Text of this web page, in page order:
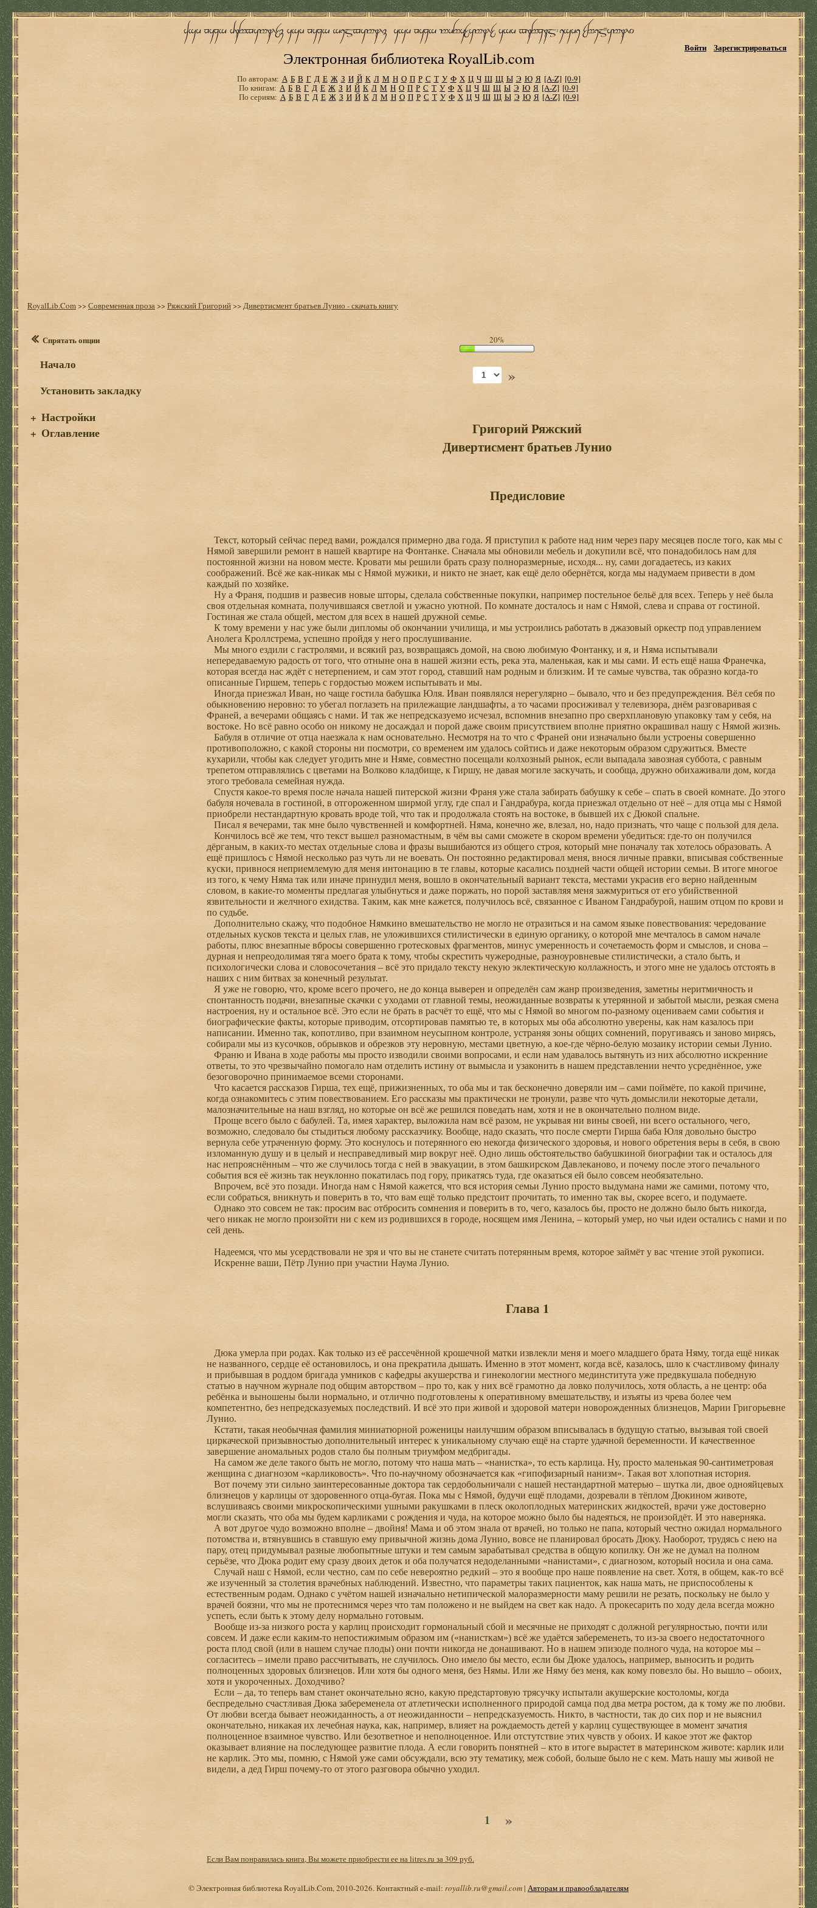
Электронная библиотека RoyalLib.com
Войти Зарегистрироваться
По авторам: А Б В Г Д Е Ж З И Й К Л М Н О П Р С Т У Ф Х Ц Ч Ш Щ Ы Э Ю Я [A-Z] [0-9]
По книгам: А Б В Г Д Е Ж З И Й К Л М Н О П Р С Т У Ф Х Ц Ч Ш Щ Ы Э Ю Я [A-Z] [0-9]
По сериям: А Б В Г Д Е Ж З И Й К Л М Н О П Р С Т У Ф Х Ц Ч Ш Щ Ы Э Ю Я [A-Z] [0-9]
RoyalLib.Com>>Современная проза>> Ряжский Григорий>>Дивертисмент братьев Лунио - скачать книгу
Спрятать опции
Начало
Установить закладку
+ Настройки
+ Оглавление
20%
»
Григорий Ряжский
Дивертисмент братьев Лунио
Предисловие
Текст, который сейчас перед вами, рождался примерно два года. Я приступил к работе над ним через пару месяцев после того, как мы с
Нямой завершили ремонт в нашей квартире на Фонтанке. Сначала мы обновили мебель и докупили всё, что понадобилось нам для
постоянной жизни на новом месте. Кровати мы решили брать сразу полноразмерные, исходя... ну, сами догадаетесь, из каких
соображений. Всё же как-никак мы с Нямой мужики, и никто не знает, как ещё дело обернётся, когда мы надумаем привести в дом
каждый по хозяйке.
Ну а Франя, подшив и развесив новые шторы, сделала собственные покупки, например постельное бельё для всех. Теперь у неё была
своя отдельная комната, получившаяся светлой и ужасно уютной. По комнате досталось и нам с Нямой, слева и справа от гостиной.
Гостиная же стала общей, местом для всех в нашей дружной семье.
К тому времени у нас уже были дипломы об окончании училища, и мы устроились работать в джазовый оркестр под управлением
Анолега Кроллстрема, успешно пройдя у него прослушивание.
Мы много ездили с гастролями, и всякий раз, возвращаясь домой, на свою любимую Фонтанку, и я, и Няма испытывали
непередаваемую радость от того, что отныне она в нашей жизни есть, река эта, маленькая, как и мы сами. И есть ещё наша Франечка,
которая всегда нас ждёт с нетерпением, и сам этот город, ставший нам родным и близким. И те самые чувства, так образно когда-то
описанные Гиршем, теперь с гордостью можем испытывать и мы.
Иногда приезжал Иван, но чаще гостила бабушка Юля. Иван появлялся нерегулярно – бывало, что и без предупреждения. Вёл себя по
обыкновению неровно: то убегал поглазеть на прилежащие ландшафты, а то часами просиживал у телевизора, днём разговаривая с
Франей, а вечерами общаясь с нами. И так же непредсказуемо исчезал, вспомнив внезапно про сверхплановую упаковку там у себя, на
востоке. Но всё равно особо он никому не досаждал и порой даже своим присутствием вполне приятно окрашивал нашу с Нямой жизнь.
Бабуля в отличие от отца наезжала к нам основательно. Несмотря на то что с Франей они изначально были устроены совершенно
противоположно, с какой стороны ни посмотри, со временем им удалось сойтись и даже некоторым образом сдружиться. Вместе
кухарили, чтобы как следует угодить мне и Няме, совместно посещали колхозный рынок, если выпадала завозная суббота, с равным
трепетом отправлялись с цветами на Волково кладбище, к Гиршу, не давая могиле заскучать, и сообща, дружно обихаживали дом, когда
этого требовала семейная нужда.
Спустя какое-то время после начала нашей питерской жизни Франя уже стала забирать бабушку к себе – спать в своей комнате. До этого
бабуля ночевала в гостиной, в отгороженном ширмой углу, где спал и Гандрабура, когда приезжал отдельно от неё – для отца мы с Нямой
приобрели нестандартную кровать вроде той, что так и продолжала стоять на востоке, в бывшей их с Дюкой спальне.
Писал я вечерами, так мне было чувственней и комфортней. Няма, конечно же, влезал, но, надо признать, что чаще с пользой для дела.
Кончилось всё же тем, что текст вышел разномастным, в чём вы сами сможете в скором времени убедиться: где-то он получился
дёрганым, в каких-то местах отдельные слова и фразы вышибаются из общего строя, который мне поначалу так хотелось образовать. А
ещё пришлось с Нямой несколько раз чуть ли не воевать. Он постоянно редактировал меня, внося личные правки, вписывая собственные
куски, привнося неприемлемую для меня интонацию в те главы, которые касались поздней части общей истории семьи. В итоге многое
из того, к чему Няма так или иначе принудил меня, вошло в окончательный вариант текста, местами украсив его верно найденным
словом, в какие-то моменты предлагая улыбнуться и даже поржать, но порой заставляя меня зажмуриться от его убийственной
язвительности и желчного ехидства. Таким, как мне кажется, получилось всё, связанное с Иваном Гандрабурой, нашим отцом по крови и
по судьбе.
Дополнительно скажу, что подобное Нямкино вмешательство не могло не отразиться и на самом языке повествования: чередование
отдельных кусков текста и целых глав, не уложившихся стилистически в единую органику, о которой мне мечталось в самом начале
работы, плюс внезапные вбросы совершенно гротесковых фрагментов, минус умеренность и сочетаемость форм и смыслов, и снова –
дурная и непреодолимая тяга моего брата к тому, чтобы скрестить чужеродные, разноуровневые стилистически, а стало быть, и
психологически слова и словосочетания – всё это придало тексту некую эклектическую коллажность, и этого мне не удалось отстоять в
наших с ним битвах за конечный результат.
Я уже не говорю, что, кроме всего прочего, не до конца выверен и определён сам жанр произведения, заметны неритмичность и
спонтанность подачи, внезапные скачки с уходами от главной темы, неожиданные возвраты к утерянной и забытой мысли, резкая смена
настроения, ну и остальное всё. Это если не брать в расчёт то ещё, что мы с Нямой во многом по-разному оцениваем сами события и
биографические факты, которые приводим, отсортировав памятью те, в которых мы оба абсолютно уверены, как нам казалось при
написании. Именно так, копотливо, при взаимном неусыпном контроле, устраняя зоны общих сомнений, поругиваясь и заново мирясь,
собирали мы из кусочков, обрывков и обрезков эту неровную, местами цветную, а кое-где чёрно-белую мозаику истории семьи Лунио.
Франю и Ивана в ходе работы мы просто изводили своими вопросами, и если нам удавалось вытянуть из них абсолютно искренние
ответы, то это чрезвычайно помогало нам отделить истину от вымысла и узаконить в нашем представлении нечто усреднённое, уже
безоговорочно принимаемое всеми сторонами.
Что касается рассказов Гирша, тех ещё, прижизненных, то оба мы и так бесконечно доверяли им – сами поймёте, по какой причине,
когда ознакомитесь с этим повествованием. Его рассказы мы практически не тронули, разве что чуть домыслили некоторые детали,
малозначительные на наш взгляд, но которые он всё же решился поведать нам, хотя и не в окончательно полном виде.
Проще всего было с бабулей. Та, имея характер, выложила нам всё разом, не укрывая ни вины своей, ни всего остального, чего,
возможно, следовало бы стыдиться любому рассказчику. Вообще, надо сказать, что после смерти Гирша баба Юля довольно быстро
вернула себе утраченную форму. Это коснулось и потерянного ею некогда физического здоровья, и нового обретения веры в себя, в свою
изломанную душу и в целый и несправедливый мир вокруг неё. Одно лишь обстоятельство бабушкиной биографии так и осталось для
нас непрояснённым – что же случилось тогда с ней в эвакуации, в этом башкирском Давлеканово, и почему после этого печального
события вся её жизнь так неуклонно покатилась под гору, прикатясь туда, где оказаться ей было совсем необязательно.
Впрочем, всё это позади. Иногда нам с Нямой кажется, что вся история семьи Лунио просто выдумана нами же самими, потому что,
если собраться, вникнуть и поверить в то, что вам ещё только предстоит прочитать, то именно так вы, скорее всего, и подумаете.
Однако это совсем не так: просим вас отбросить сомнения и поверить в то, чего, казалось бы, просто не должно было быть никогда,
чего никак не могло произойти ни с кем из родившихся в городе, носящем имя Ленина, – который умер, но чьи идеи остались с нами и по
сей день.
Надеемся, что мы усердствовали не зря и что вы не станете считать потерянным время, которое займёт у вас чтение этой рукописи.
Искренне ваши, Пётр Лунио при участии Наума Лунио.
Глава 1
Дюка умерла при родах. Как только из её рассечённой крошечной матки извлекли меня и моего младшего брата Няму, тогда ещё никак
не названного, сердце её остановилось, и она прекратила дышать. Именно в этот момент, когда всё, казалось, шло к счастливому финалу
и прибывшая в роддом бригада умников с кафедры акушерства и гинекологии местного мединститута уже предвкушала победную
статью в научном журнале под общим авторством – про то, как у них всё грамотно да ловко получилось, хотя область, а не центр: оба
ребёнка и выношены были нормально, и отлично подготовлены к оперативному вмешательству, и изъяты из чрева более чем
компетентно, без непредсказуемых последствий. И всё это при живой и здоровой матери новорожденных близнецов, Марии Григорьевне
Лунио.
Кстати, такая необычная фамилия миниатюрной роженицы наилучшим образом вписывалась в будущую статью, вызывая той своей
циркаческой призывностью дополнительный интерес к уникальному случаю ещё на старте удачной беременности. И качественное
завершение аномальных родов стало бы полным триумфом медбригады.
На самом же деле такого быть не могло, потому что наша мать – «нанистка», то есть карлица. Ну, просто маленькая 90-сантиметровая
женщина с диагнозом «карликовость». Что по-научному обозначается как «гипофизарный нанизм». Такая вот хлопотная история.
Вот почему эти сильно заинтересованные доктора так сердобольничали с нашей нестандартной матерью – шутка ли, двое однояйцевых
близнецов у карлицы от здоровенного отца-бугая. Пока мы с Нямой, будучи ещё плодами, дозревали в тёплом Дюкином животе,
вслушиваясь своими микроскопическими ушными ракушками в плеск околоплодных материнских жидкостей, врачи уже достоверно
могли сказать, что оба мы будем карликами с рождения и чуда, на которое можно было бы надеяться, не произойдёт. И это наверняка.
А вот другое чудо возможно вполне – двойня! Мама и об этом знала от врачей, но только не папа, который честно ожидал нормального
потомства и, втянувшись в ставшую ему привычной жизнь дома Лунио, вовсе не планировал бросать Дюку. Наоборот, трудясь с нею на
пару, отец придумывал разные любопытные штуки и тем самым зарабатывал средства в общую копилку. Он же не думал на полном
серьёзе, что Дюка родит ему сразу двоих деток и оба получатся недоделанными «нанистами», с диагнозом, который носила и она сама.
Случай наш с Нямой, если честно, сам по себе невероятно редкий – это я вообще про наше появление на свет. Хотя, в общем, как-то всё
же изученный за столетия врачебных наблюдений. Известно, что параметры таких пациенток, как наша мать, не приспособлены к
естественным родам. Однако с учётом нашей изначально нетипической малоразмерности маму решили не резать, поскольку не было у
врачей боязни, что мы не протеснимся через что там положено и не выйдем на свет как надо. А прокесарить по ходу дела всегда можно
успеть, если быть к этому делу нормально готовым.
Вообще из-за низкого роста у карлиц происходит гормональный сбой и месячные не приходят с должной регулярностью, почти или
совсем. И даже если каким-то непостижимым образом им («нанисткам») всё же удаётся забеременеть, то из-за своего недостаточного
роста плод свой (или в нашем случае плоды) они почти никогда не донашивают. Но в нашем эпизоде полного чуда, на которое мы –
согласитесь – имели право рассчитывать, не случилось. Оно имело бы место, если бы Дюке удалось, например, выносить и родить
полноценных здоровых близнецов. Или хотя бы одного меня, без Нямы. Или же Няму без меня, как кому повезло бы. Но вышло – обоих,
хотя и укороченных. Доходчиво?
Если – да, то теперь вам станет окончательно ясно, какую предстартовую трясучку испытали акушерские костоломы, когда
беспредельно счастливая Дюка забеременела от атлетически исполненного природой самца под два метра ростом, да к тому же по любви.
От любви всегда бывает неожиданность, а от неожиданности – непредсказуемость. Никто, в частности, так до сих пор и не выяснил
окончательно, никакая их лечебная наука, как, например, влияет на рождаемость детей у карлиц существующее в момент зачатия
полноценное взаимное чувство. Или безответное и неполноценное. Или отстутствие этих чувств у обоих. И какое этот же фактор
оказывает влияние на последующее развитие плода. А если говорить понятней – кто в итоге вырастет в материнском животе: карлик или
не карлик. Это мы, помню, с Нямой уже сами обсуждали, всю эту тематику, меж собой, больше было не с кем. Мать нашу мы живой не
видели, а дед Гирш почему-то от этого разговора обычно уходил.
1 »
Если Вам понравилась книга, Вы можете приобрести ее на litres.ru за 309 руб.
© Электронная библиотека RoyalLib.Com, 2010-2026. Контактный e-mail: royallib.ru@gmail.com| Авторам и правообладателям